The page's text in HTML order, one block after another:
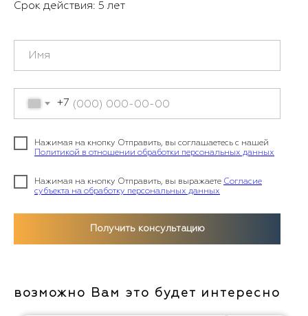
Срок действия: 5 лет
+7
Нажимая на кнопку Отправить, вы соглашаетесь с нашей
Политикой в отношении обработки персональных данных
Нажимая на кнопку Отправить, вы выражаете Согласие
субъекта на обработку персональных данных
Получить консультацию
возможно Вам это будет интересно